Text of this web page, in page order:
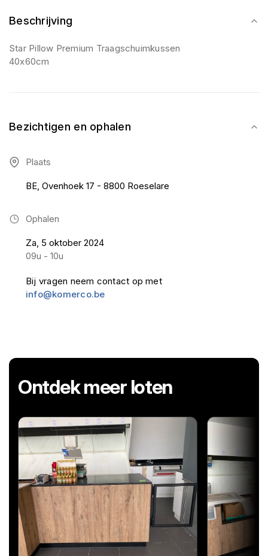
Beschrijving
Star Pillow Premium Traagschuimkussen
40x60cm
Bezichtigen en ophalen
Plaats
BE, Ovenhoek 17 - 8800 Roeselare
Ophalen
Za, 5 oktober 2024
09u - 10u
Bij vragen neem contact op met
info@komerco.be
Ontdek meer loten